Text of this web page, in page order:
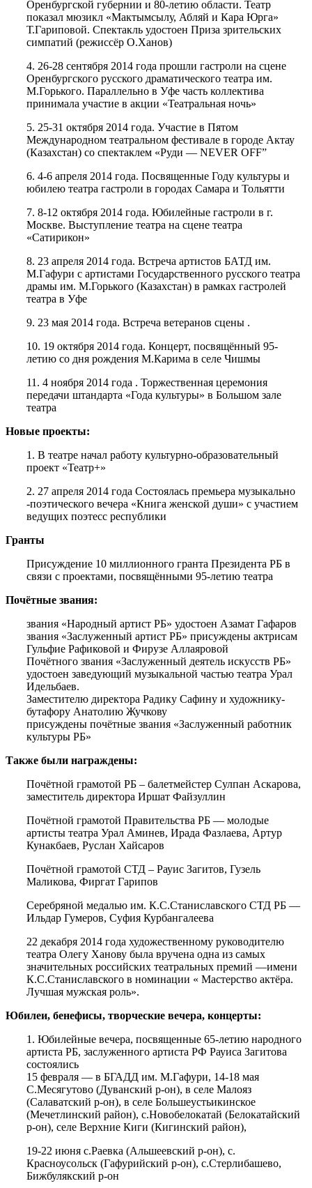
Оренбургской губернии и 80-летию области. Театр
показал мюзикл «Мактымсылу, Абляй и Кара Юрга»
Т.Гариповой. Спектакль удостоен Приза зрительских
симпатий (режиссёр О.Ханов)
4. 26-28 сентября 2014 года прошли гастроли на сцене
Оренбургского русского драматического театра им.
М.Горького. Параллельно в Уфе часть коллектива
принимала участие в акции «Театральная ночь»
5. 25-31 октября 2014 года. Участие в Пятом
Международном театральном фестивале в городе Актау
(Казахстан) со спектаклем «Руди — NEVER OFF”
6. 4-6 апреля 2014 года. Посвященные Году культуры и
юбилею театра гастроли в городах Самара и Тольятти
7. 8-12 октября 2014 года. Юбилейные гастроли в г.
Москве. Выступление театра на сцене театра
«Сатирикон»
8. 23 апреля 2014 года. Встреча артистов БАТД им.
М.Гафури с артистами Государственного русского театра
драмы им. М.Горького (Казахстан) в рамках гастролей
театра в Уфе
9. 23 мая 2014 года. Встреча ветеранов сцены .
10. 19 октября 2014 года. Концерт, посвящённый 95-
летию со дня рождения М.Карима в селе Чишмы
11. 4 ноября 2014 года . Торжественная церемония
передачи штандарта «Года культуры» в Большом зале
театра
Новые проекты:
1. В театре начал работу культурно-образовательный
проект «Театр+»
2. 27 апреля 2014 года Состоялась премьера музыкально
-поэтического вечера «Книга женской души» с участием
ведущих поэтесс республики
Гранты
Присуждение 10 миллионного гранта Президента РБ в
связи с проектами, посвящёнными 95-летию театра
Почётные звания:
звания «Народный артист РБ» удостоен Азамат Гафаров
звания «Заслуженный артист РБ» присуждены актрисам
Гульфие Рафиковой и Фирузе Аллаяровой
Почётного звания «Заслуженный деятель искусств РБ»
удостоен заведующий музыкальной частью театра Урал
Идельбаев.
Заместителю директора Радику Сафину и художнику-
бутафору Анатолию Жучкову
присуждены почётные звания «Заслуженный работник
культуры РБ»
Также были награждены:
Почётной грамотой РБ – балетмейстер Сулпан Аскарова,
заместитель директора Иршат Файзуллин
Почётной грамотой Правительства РБ — молодые
артисты театра Урал Аминев, Ирада Фазлаева, Артур
Кунакбаев, Руслан Хайсаров
Почётной грамотой СТД – Рауис Загитов, Гузель
Маликова, Фиргат Гарипов
Серебряной медалью им. К.С.Станиславского СТД РБ —
Ильдар Гумеров, Суфия Курбангалеева
22 декабря 2014 года художественному руководителю
театра Олегу Ханову была вручена одна из самых
значительных российских театральных премий —имени
К.С.Станиславского в номинации « Мастерство актёра.
Лучшая мужская роль».
Юбилеи, бенефисы, творческие вечера, концерты:
1. Юбилейные вечера, посвященные 65-летию народного
артиста РБ, заслуженного артиста РФ Рауиса Загитова
состоялись
15 февраля — в БГАДД им. М.Гафури, 14-18 мая
С.Месягутово (Дуванский р-он), в селе Малояз
(Салаватский р-он), в селе Большеустьикинское
(Мечетлинский район), с.Новобелокатай (Белокатайский
р-он), селе Верхние Киги (Кигинский район),
19-22 июня с.Раевка (Альшеевский р-он), с.
Красноусольск (Гафурийский р-он), с.Стерлибашево,
Бижбулякский р-он